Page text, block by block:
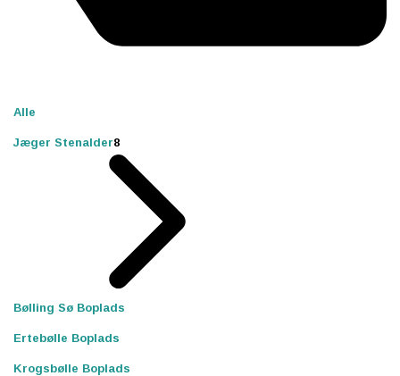
Alle
Jæger Stenalder8
Bølling Sø Boplads
Ertebølle Boplads
Krogsbølle Boplads